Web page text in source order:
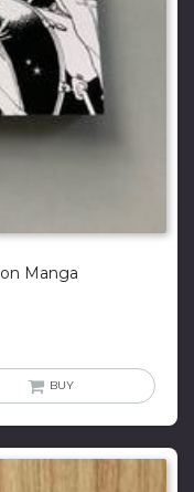
Manga
BUY